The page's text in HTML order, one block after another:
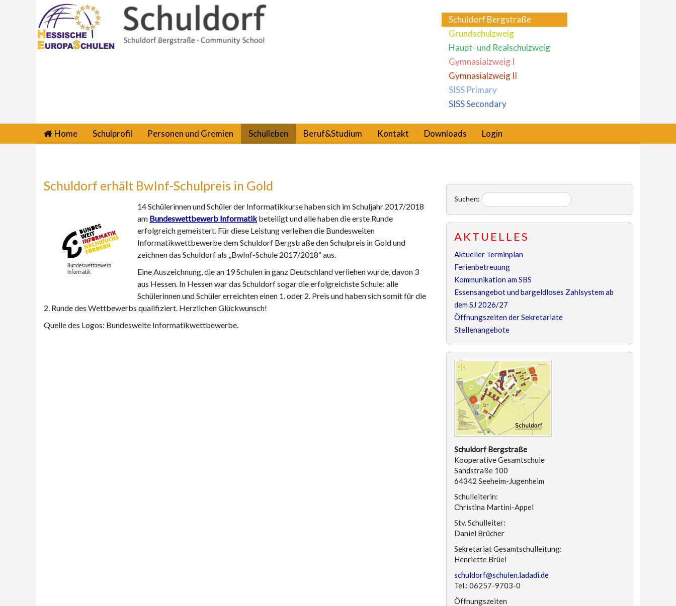
Schuldorf Bergstraße
Grundschulzweig
Haupt- und Realschulzweig
Gymnasialzweig I
Gymnasialzweig II
SISS Primary
SISS Secondary
Home Schulprofil Personen und Gremien Schulleben Beruf&Studium Kontakt Downloads Login
Schuldorf erhält BwInf-Schulpreis in Gold
14 Schülerinnen und Schüler der Informatikkurse haben sich im Schuljahr 2017/2018
am Bundeswettbewerb Informatikbeteiligt und alle haben die erste Runde
erfolgreich gemeistert. Für diese Leistung verleihen die Bundesweiten
Informatikwettbewerbe dem Schuldorf Bergstraße den Schulpreis in Gold und
zeichnen das Schuldorf als „BwInf-Schule 2017/2018“ aus.
Eine Auszeichnung, die an 19 Schulen in ganz Deutschland verliehen wurde, davon 3
aus Hessen. In Hessen war das Schuldorf sogar die erfolgreichste Schule: alle
Schülerinnen und Schüler erreichten einen 1. oder 2. Preis und haben sich somit für die
2. Runde des Wettbewerbs qualifiziert. Herzlichen Glückwunsch!
Quelle des Logos: Bundesweite Informatikwettbewerbe.
Suchen:
AKTUELLES
Aktueller Terminplan
Ferienbetreuung
Kommunikation am SBS
Essensangebot und bargeldloses Zahlsystem ab
dem SJ 2026/27
Öffnungszeiten der Sekretariate
Stellenangebote
Schuldorf Bergstraße
Kooperative Gesamtschule
Sandstraße 100
64342 Seeheim-Jugenheim
Schulleiterin:
Christina Martini-Appel
Stv. Schulleiter:
Daniel Brücher
Sekretariat Gesamtschulleitung:
Henriette Brüel
schuldorf@schulen.ladadi.de
Tel.: 06257-9703-0
Öffnungszeiten